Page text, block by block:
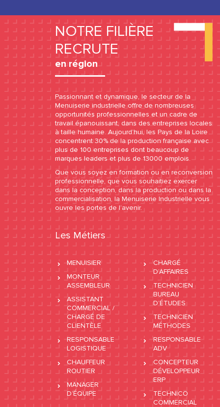
NOTRE FILIÈRE
RECRUTE
en région
Passionnant et dynamique, le secteur de la
Menuiserie industrielle offre de nombreuses
opportunités professionnelles et un cadre de
travail épanouissant, dans des entreprises locales
à taille humaine. Aujourd’hui, les Pays de la Loire
concentrent 30% de la production française avec
plus de 100 entreprises dont beaucoup de
marques leaders et plus de 13000 emplois.
Que vous soyez en formation ou en reconversion
professionnelle, que vous souhaitiez exercer
dans la conception, dans la production ou dans la
commercialisation, la Menuiserie Industrielle vous
ouvre les portes de l’avenir.
Les Métiers
MENUISIER
MONTEUR
ASSEMBLEUR
ASSISTANT
COMMERCIAL /
CHARGÉ DE
CLIENTÈLE
RESPONSABLE
LOGISTIQUE
CHAUFFEUR
ROUTIER
MANAGER
D’ÉQUIPE
CHARGÉ
D’AFFAIRES
TECHNICIEN
BUREAU
D’ÉTUDES
TECHNICIEN
MÉTHODES
RESPONSABLE
ADV
CONCEPTEUR
DÉVELOPPEUR
ERP
TECHNICO
COMMERCIAL